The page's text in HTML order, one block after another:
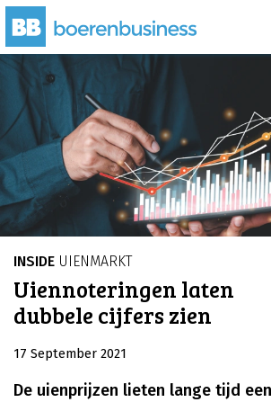
INSIDE UIENMARKT
Uiennoteringen laten
dubbele cijfers zien
17 September 2021
De uienprijzen lieten lange tijd